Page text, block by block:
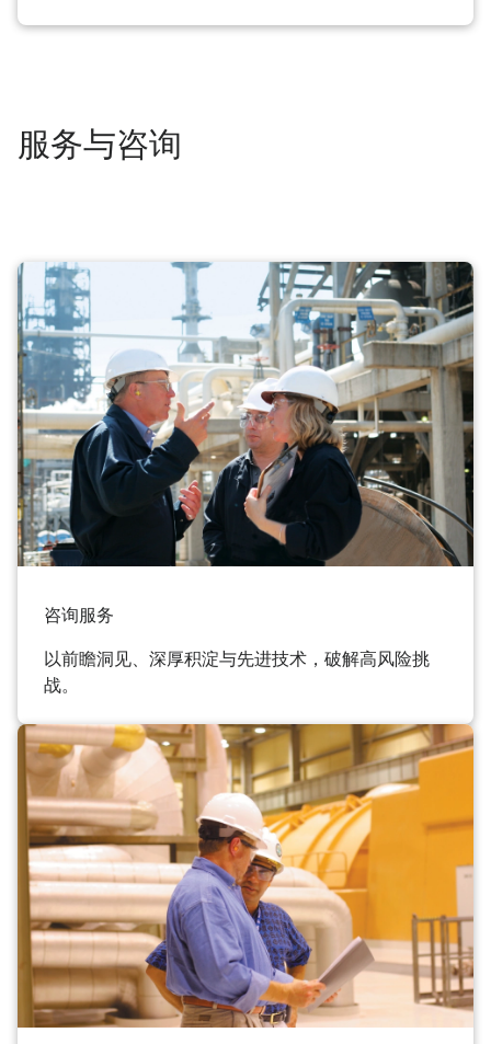
服务与咨询
咨询服务
以前瞻洞见、深厚积淀与先进技术，破解高风险挑
战。